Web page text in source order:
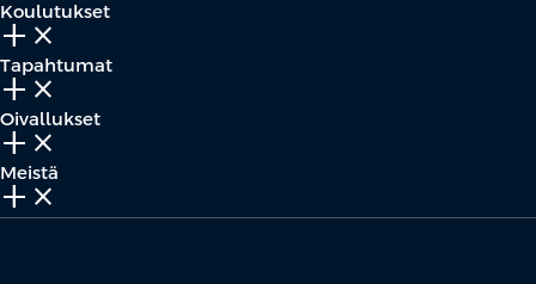
Koulutukset
add_2 close
Tapahtumat
add_2 close
Oivallukset
add_2 close
Meistä
add_2 close